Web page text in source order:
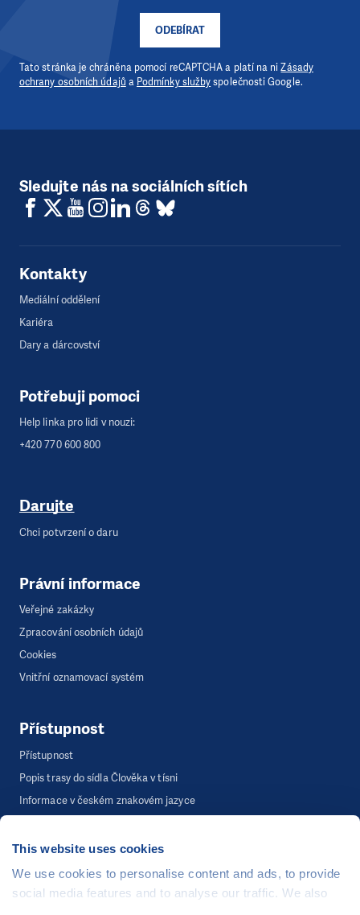
This website uses cookies
We use cookies to personalise content and ads, to provide
social media features and to analyse our traffic. We also
ODEBÍRAT
Tato stránka je chráněna pomocí reCAPTCHA a platí na niZásady
ochrany osobních údajů a Podmínky službyspolečnosti Google.
Sledujte nás na sociálních sítích
Kontakty
Mediální oddělení
Kariéra
Dary a dárcovství
Potřebuji pomoci
Help linka pro lidi v nouzi:
+420 770 600 800
Darujte
Chci potvrzení o daru
Právní informace
Veřejné zakázky
Zpracování osobních údajů
Cookies
Vnitřní oznamovací systém
Přístupnost
Přístupnost
Popis trasy do sídla Člověka v tísni
Informace v českém znakovém jazyce
Webová stránka běží na bezplatně poskytnutém server hostingu od
CZECHIA.COM. Děkujeme.